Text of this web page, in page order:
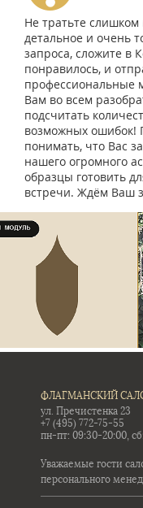
Не тратьте
детальное и очень
запроса, сложите в
понравилось, и
профессиональные
Вам во всем
подсчитать
возможных ошибок!
понимать, что Вас
нашего огромного
образцы готовить
встречи. Ждём Ваш
ФЛАГМАНСКИЙ
ул. Пречистенка 23
+7 (495) 772-75-55
пн-пт: 09:30-20:00,
Уважаемые гости
персонального